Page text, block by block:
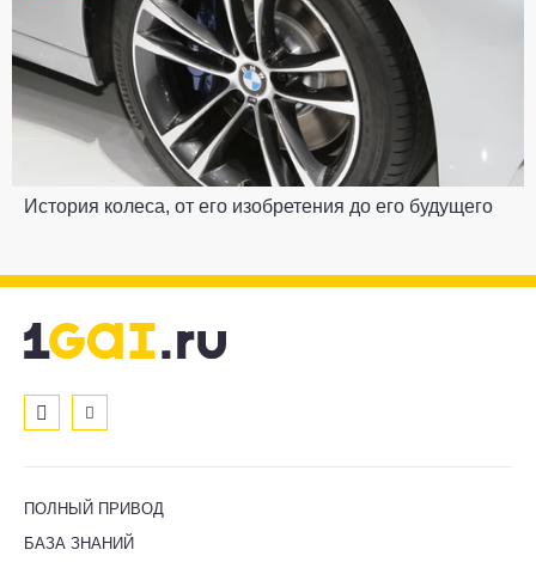
История колеса, от его изобретения до его будущего
ПОЛНЫЙ ПРИВОД
БАЗА ЗНАНИЙ